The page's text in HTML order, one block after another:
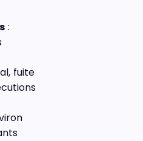
:
fuite